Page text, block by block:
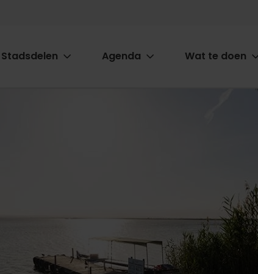
Stadsdelen Agenda Wat te doen